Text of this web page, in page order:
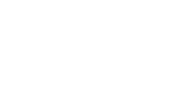
на продукцию, поэтому он